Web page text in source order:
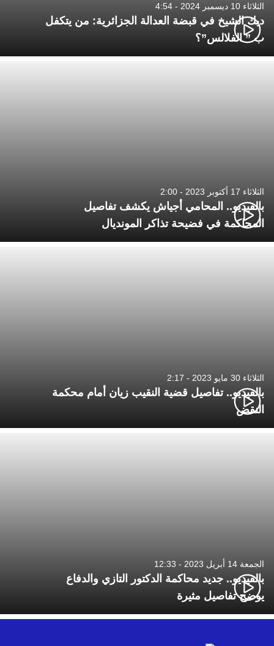
الثلاثاء 10 ديسمبر 2024 - 4:54
ديك الشيخ في قبضة العدالة الجزائرية: من يتكفل
ب ” الفلالس”؟
الثلاثاء 17 أكتوبر 2023 - 2:00
بالفيديو.. المحامي أجياش يكشف تفاصيل
المحاكمة في فضيحة تذاكر المونديال
الثلاثاء 30 مايو 2023 - 2:17
بالفيديو.. تفاصيل قضية النقيب زيان أمام محكمة
النقض
الجمعة 14 أبريل 2023 - 12:33
بالفيديو.. جديد محاكمة الدكتور التازي والدفاع
يوضح تفاصيل مثيرة